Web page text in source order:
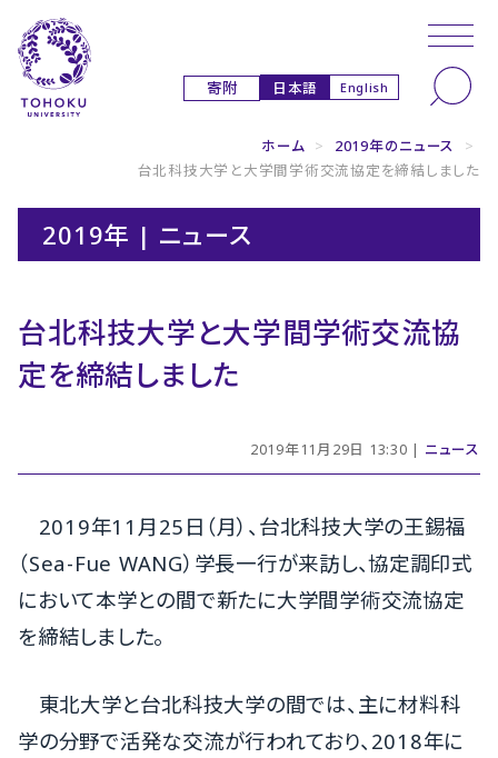
寄附 日本語 English
ホーム > 2019年のニュース
>
台北科技大学と大学間学術交流協定を締結しました
2019年 | ニュース
台北科技大学と大学間学術交流協
定を締結しました
2019年11月29日 13:30 | ニュース
2019年11月25日（月）、台北科技大学の王錫福
（Sea-Fue WANG）学長一行が来訪し、協定調印式
において本学との間で新たに大学間学術交流協定
を締結しました。
東北大学と台北科技大学の間では、主に材料科
学の分野で活発な交流が行われており、2018年に